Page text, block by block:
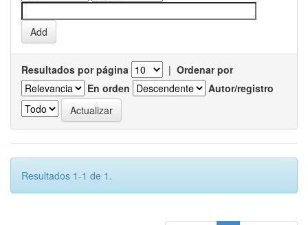
Resultados por página | Ordenar por
En orden
Autor/registro
Resultados 1-1 de 1.